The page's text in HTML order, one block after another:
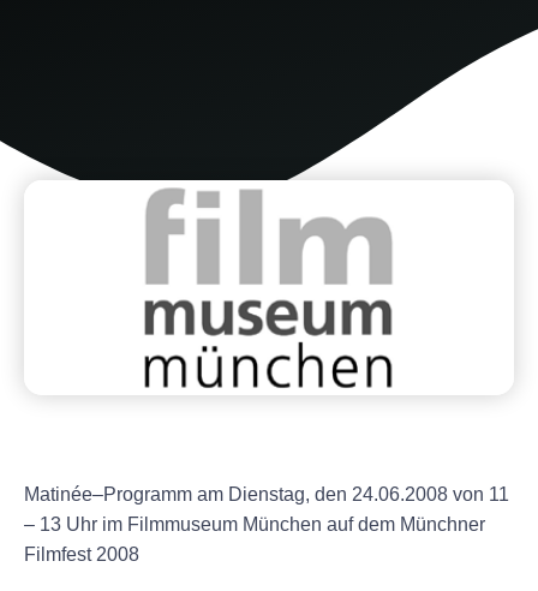
Matinée–Programm am Dienstag, den 24.06.2008 von 11
– 13 Uhr im Filmmuseum München auf dem Münchner
Filmfest 2008